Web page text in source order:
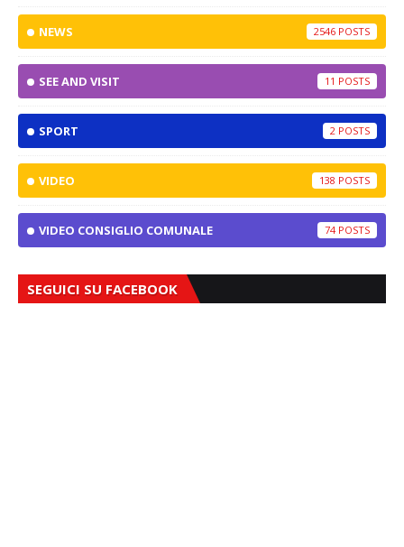
NEWS 2546
SEE AND VISIT 11
SPORT 2
VIDEO 138
VIDEO CONSIGLIO COMUNALE 74
SEGUICI SU FACEBOOK